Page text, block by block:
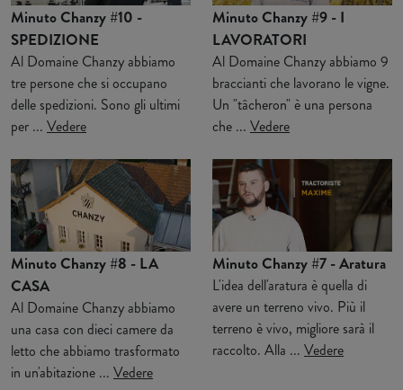
Minuto Chanzy #10 -
SPEDIZIONE
Al Domaine Chanzy abbiamo
tre persone che si occupano
delle spedizioni. Sono gli ultimi
per ... Vedere
Minuto Chanzy #9 - I
LAVORATORI
Al Domaine Chanzy abbiamo 9
braccianti che lavorano le vigne.
Un "tâcheron" è una persona
che ... Vedere
Minuto Chanzy #8 - LA
CASA
Al Domaine Chanzy abbiamo
una casa con dieci camere da
letto che abbiamo trasformato
in un'abitazione ... Vedere
Minuto Chanzy #7 - Aratura
L'idea dell'aratura è quella di
avere un terreno vivo. Più il
terreno è vivo, migliore sarà il
raccolto. Alla ... Vedere